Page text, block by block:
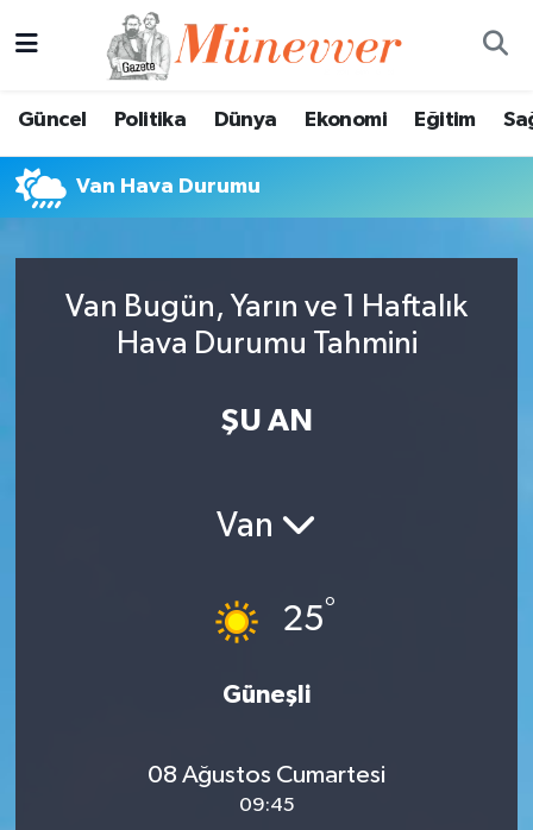
Güncel Politika Dünya Ekonomi Eğitim
Van Hava Durumu
Van Bugün, Yarın ve 1 Haftalık
Hava Durumu Tahmini
ŞU AN
Van
25°
Güneşli
08 Ağustos Cumartesi
09:45
Eğitim
Tüm Manşetler